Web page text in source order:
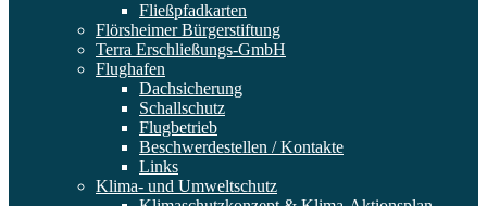
Fließpfadkarten
Flörsheimer Bürgerstiftung
Terra Erschließungs-GmbH
Flughafen
Dachsicherung
Schallschutz
Flugbetrieb
Beschwerdestellen / Kontakte
Links
Klima- und Umweltschutz